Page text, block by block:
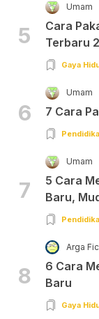
5
Umam
Cara
Terbaru
Gaya
6
Umam
7 Cara
7
Umam
5 Cara
Baru,
8
Arga
6 Cara
Baru
Gaya